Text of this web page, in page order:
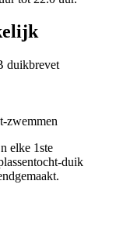
duikbrevet
zwemmen
elke 1ste
duik